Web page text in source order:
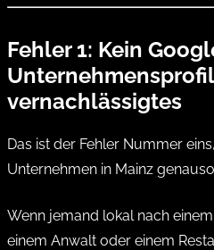
Fehler 1: Kein
vernachlässigtes
Das ist der Fehler Nummer
Unternehmen in Mainz
Wenn jemand lokal nach
einem Anwalt oder einem